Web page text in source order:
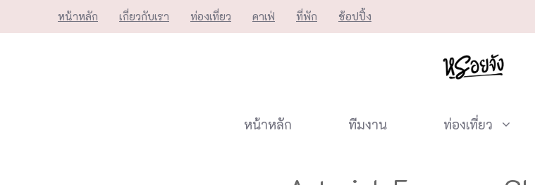
to
หน้าหลัก เกี่ยวกับเรา ท่องเที่ยว คาเฟ่ ที่พัก ช้อปปิ้ง
หน้าหลัก ทีมงาน ท่องเที่ยว